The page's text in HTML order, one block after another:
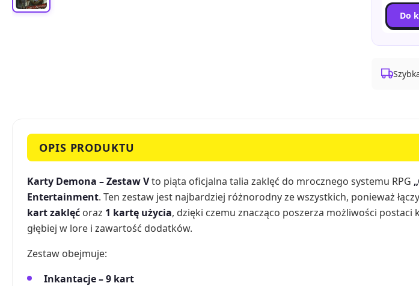
Do
OPIS PRODUKTU
Karty Demona – Zestaw Vto piąta oficjalna talia zaklęć do mrocznego systemu RPG
Entertainment. Ten zestaw jest najbardziej różnorodny ze wszystkich, ponieważ
kart zaklęć oraz 1 kartę użycia, dzięki czemu znacząco poszerza możliwości
głębiej w lore i zawartość dodatków.
Zestaw obejmuje:
Inkantacje – 9 kart